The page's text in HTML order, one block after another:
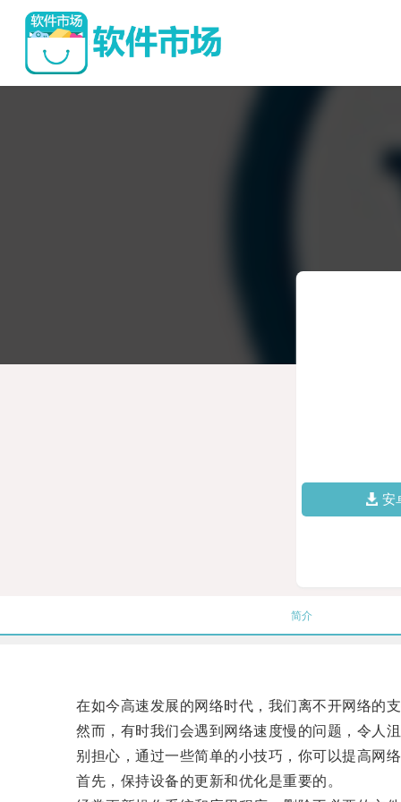
安
简介
在如今高速发展的网络时代，我们离不开网络的支
然而，有时我们会遇到网络速度慢的问题，令人沮
别担心，通过一些简单的小技巧，你可以提高网络
首先，保持设备的更新和优化是重要的。